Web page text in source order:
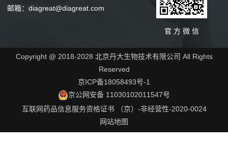
邮箱：diagreat@diagreat.com
官 方 微 信
Copyright @ 2018-2028 北京丹大生物技术有限公司 All Rights
Reserved
京ICP备18058493号-1
京公网安备 11030102011547号
互联网药品信息服务资格证书 （京）-非经营性-2020-0024
网站地图